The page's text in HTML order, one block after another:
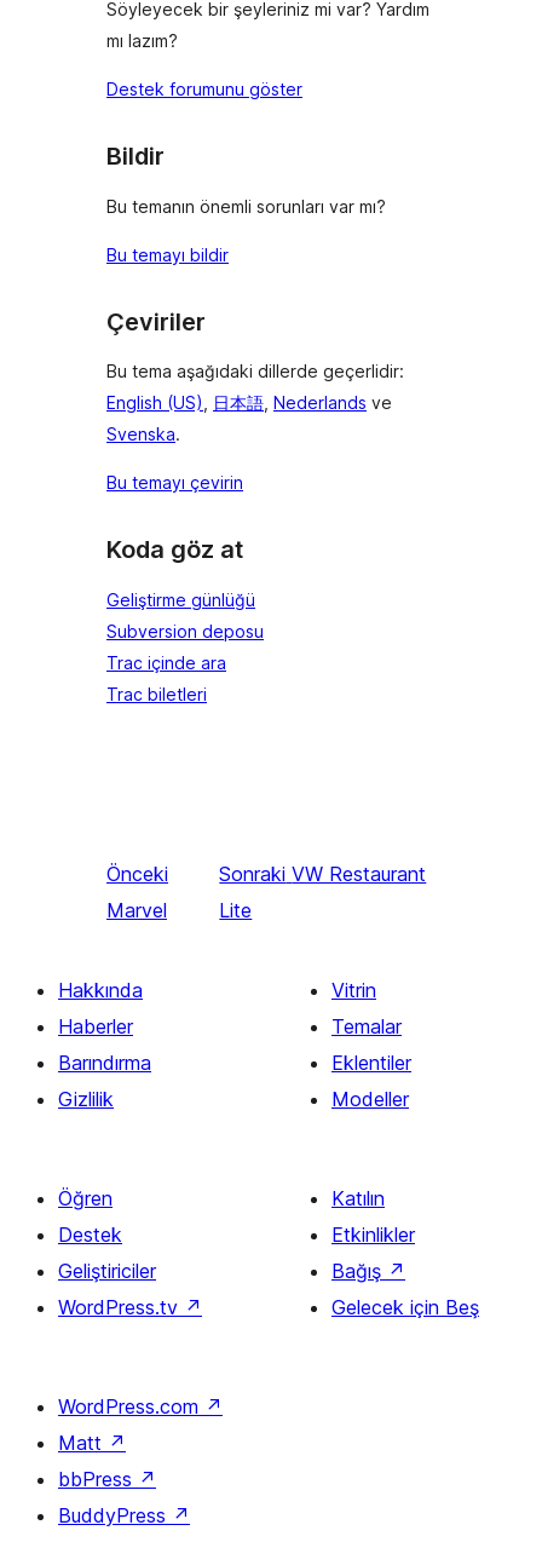
Söyleyecek bir şeyleriniz mi var? Yardım
mı lazım?
Destek forumunu göster
Bildir
Bu temanın önemli sorunları var mı?
Bu temayı bildir
Çeviriler
Bu tema aşağıdaki dillerde geçerlidir:
English (US), 日本語, Nederlands ve
Svenska.
Bu temayı çevirin
Koda göz at
Geliştirme günlüğü
Subversion deposu
Trac içinde ara
Trac biletleri
Önceki
Marvel
Sonraki VW Restaurant
Lite
Hakkında
Haberler
Barındırma
Gizlilik
Vitrin
Temalar
Eklentiler
Modeller
Öğren
Destek
Geliştiriciler
WordPress.tv ↗
Katılın
Etkinlikler
Bağış ↗
Gelecek için Beş
WordPress.com ↗
Matt ↗
bbPress ↗
BuddyPress ↗